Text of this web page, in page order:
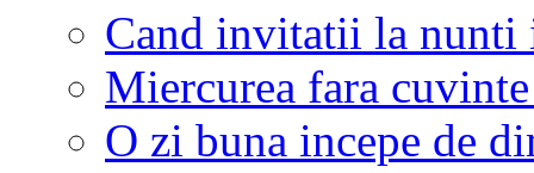
Cand invitatii la nunti
Miercurea fara
O zi buna incepe de